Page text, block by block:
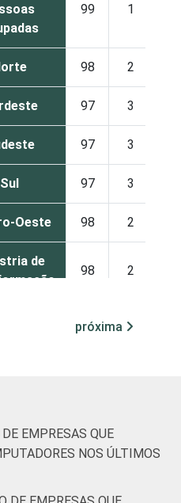
99 1
98 2
97 3
97 3
Sul 97 3
Oeste 98 2
de
98 2
98 2
próxima
EMPRESAS QUE
NOS ÚLTIMOS